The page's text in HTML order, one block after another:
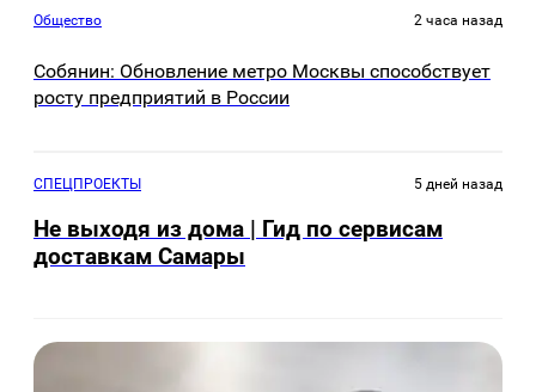
Общество 2 часа назад
Собянин: Обновление метро Москвы способствует
росту предприятий в России
СПЕЦПРОЕКТЫ 5 дней назад
Не выходя из дома | Гид по сервисам
доставкам Самары